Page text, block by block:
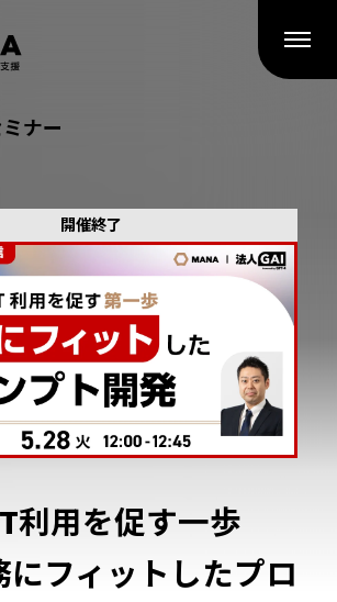
ナー
開催終了
利用を促す一歩
にフィットしたプロ